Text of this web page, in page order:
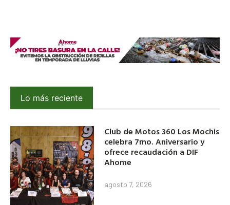
Lo más reciente
Club de Motos 360 Los Mochis
celebra 7mo. Aniversario y
ofrece recaudación a DIF
Ahome
agosto 7, 2026